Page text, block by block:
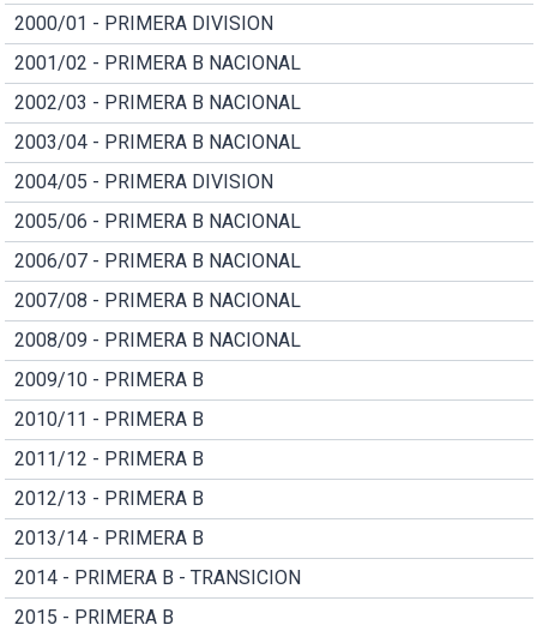
2000/01 - PRIMERA DIVISION
2001/02 - PRIMERA B NACIONAL
2002/03 - PRIMERA B NACIONAL
2003/04 - PRIMERA B NACIONAL
2004/05 - PRIMERA DIVISION
2005/06 - PRIMERA B NACIONAL
2006/07 - PRIMERA B NACIONAL
2007/08 - PRIMERA B NACIONAL
2008/09 - PRIMERA B NACIONAL
2009/10 - PRIMERA B
2010/11 - PRIMERA B
2011/12 - PRIMERA B
2012/13 - PRIMERA B
2013/14 - PRIMERA B
2014 - PRIMERA B - TRANSICION
2015 - PRIMERA B